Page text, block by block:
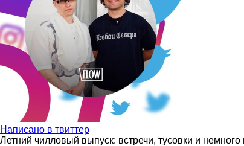
Написано в твиттер
Летний чилловый выпуск: встречи, тусовки и